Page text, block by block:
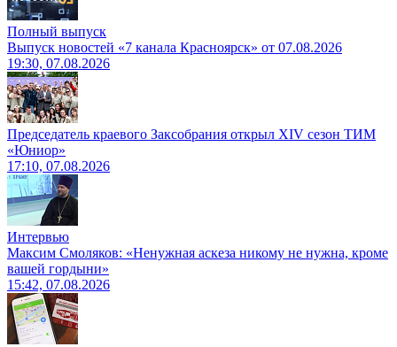
Полный выпуск
Выпуск новостей «7 канала Красноярск» от 07.08.2026
19:30, 07.08.2026
Председатель краевого Заксобрания открыл XIV сезон ТИМ
«Юниор»
17:10, 07.08.2026
Интервью
Максим Смоляков: «Ненужная аскеза никому не нужна, кроме
вашей гордыни»
15:42, 07.08.2026